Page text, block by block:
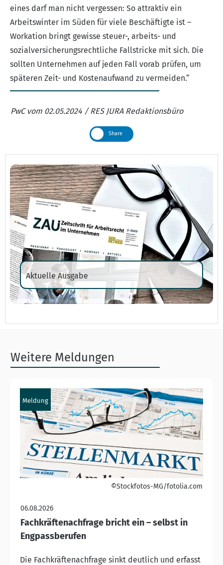
eines darf man nicht vergessen: So attraktiv ein
Arbeitswinter im Süden für viele Beschäftigte ist –
Workation bringt gewisse steuer-, arbeits- und
sozialversicherungsrechtliche Fallstricke mit sich. Die
sollten Unternehmen auf jeden Fall vorab prüfen, um
späteren Zeit- und Kostenaufwand zu vermeiden.“
PwC vom 02.05.2024 / RES JURA Redaktionsbüro
Share
Aktuelle Ausgabe
Weitere Meldungen
Meldung
©Stockfotos-MG/fotolia.com
06.08.2026
Fachkräftenachfrage bricht ein – selbst in
Engpassberufen
Die Fachkräftenachfrage sinkt deutlich und erfasst